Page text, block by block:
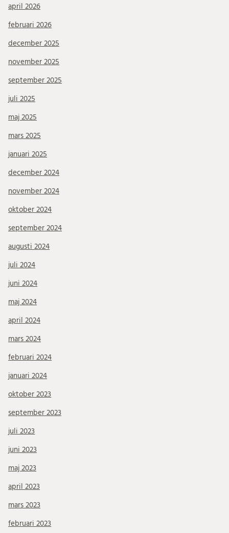
april 2026
februari 2026
december 2025
november 2025
september 2025
juli 2025
maj 2025
mars 2025
januari 2025
december 2024
november 2024
oktober 2024
september 2024
augusti 2024
juli 2024
juni 2024
maj 2024
april 2024
mars 2024
februari 2024
januari 2024
oktober 2023
september 2023
juli 2023
juni 2023
maj 2023
april 2023
mars 2023
februari 2023